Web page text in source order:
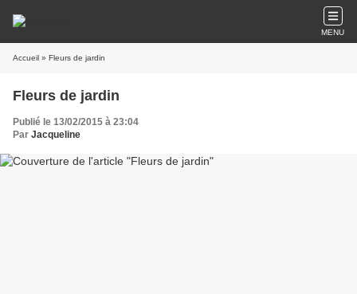
MENU
Accueil » Fleurs de jardin
Fleurs de jardin
Publié le 13/02/2015 à 23:04
Par Jacqueline